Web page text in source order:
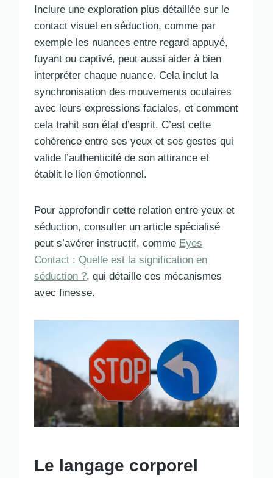
Inclure une exploration plus détaillée sur le
contact visuel en séduction, comme par
exemple les nuances entre regard appuyé,
fuyant ou captivé, peut aussi aider à bien
interpréter chaque nuance. Cela inclut la
synchronisation des mouvements oculaires
avec leurs expressions faciales, et comment
cela trahit son état d’esprit. C’est cette
cohérence entre ses yeux et ses gestes qui
valide l’authenticité de son attirance et
établit le lien émotionnel.
Pour approfondir cette relation entre yeux et
séduction, consulter un article spécialisé
peut s’avérer instructif, comme Eyes
Contact : Quelle est la signification en
séduction ?, qui détaille ces mécanismes
avec finesse.
Le langage corporel